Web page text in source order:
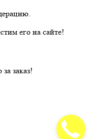
его на сайте!
заказ!